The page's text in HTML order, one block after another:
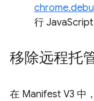
行 JavaScript
移除远程托
在 Manifest V3 中